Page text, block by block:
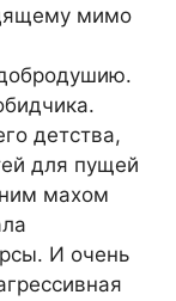
мимо
детства,
для пущей
махом
И очень